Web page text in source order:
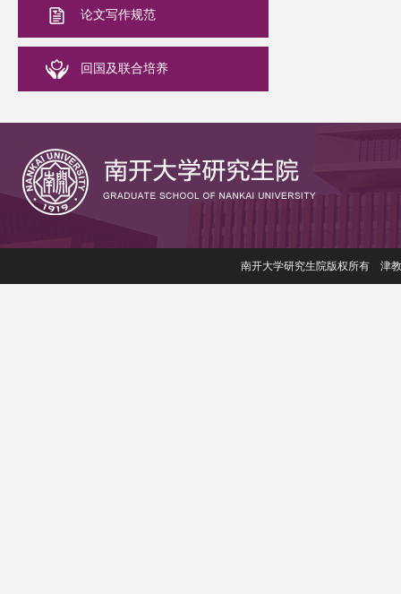
论文写作规范
回国及联合培养
南开大学研究生院版权所有 津